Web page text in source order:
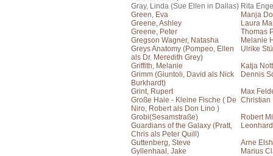
Gray, Linda (Sue Ellen in Dallas) Rita
Green, Eva
Manja
Greene, Ashley
Laura
Greene, Peter
Thomas
Gregson Wagner, Natasha
Melanie
Greys Anatomy (Pompeo, Ellen
als Dr. Meredith Grey)
Ulrike
Griffith, Melanie
Katja
Grimm (Giuntoli, David als Nick
Burkhardt)
Dennis
Grint, Rupert
Max
Große Haie - Kleine Fische ( De
Niro, Robert als Don Lino )
Christian
Grobi(Sesamstraße)
Robert
Guardians of the Galaxy (Pratt,
Chris als Peter Quill)
Guttenberg, Steve
Arne
Gyllenhaal, Jake
Marius